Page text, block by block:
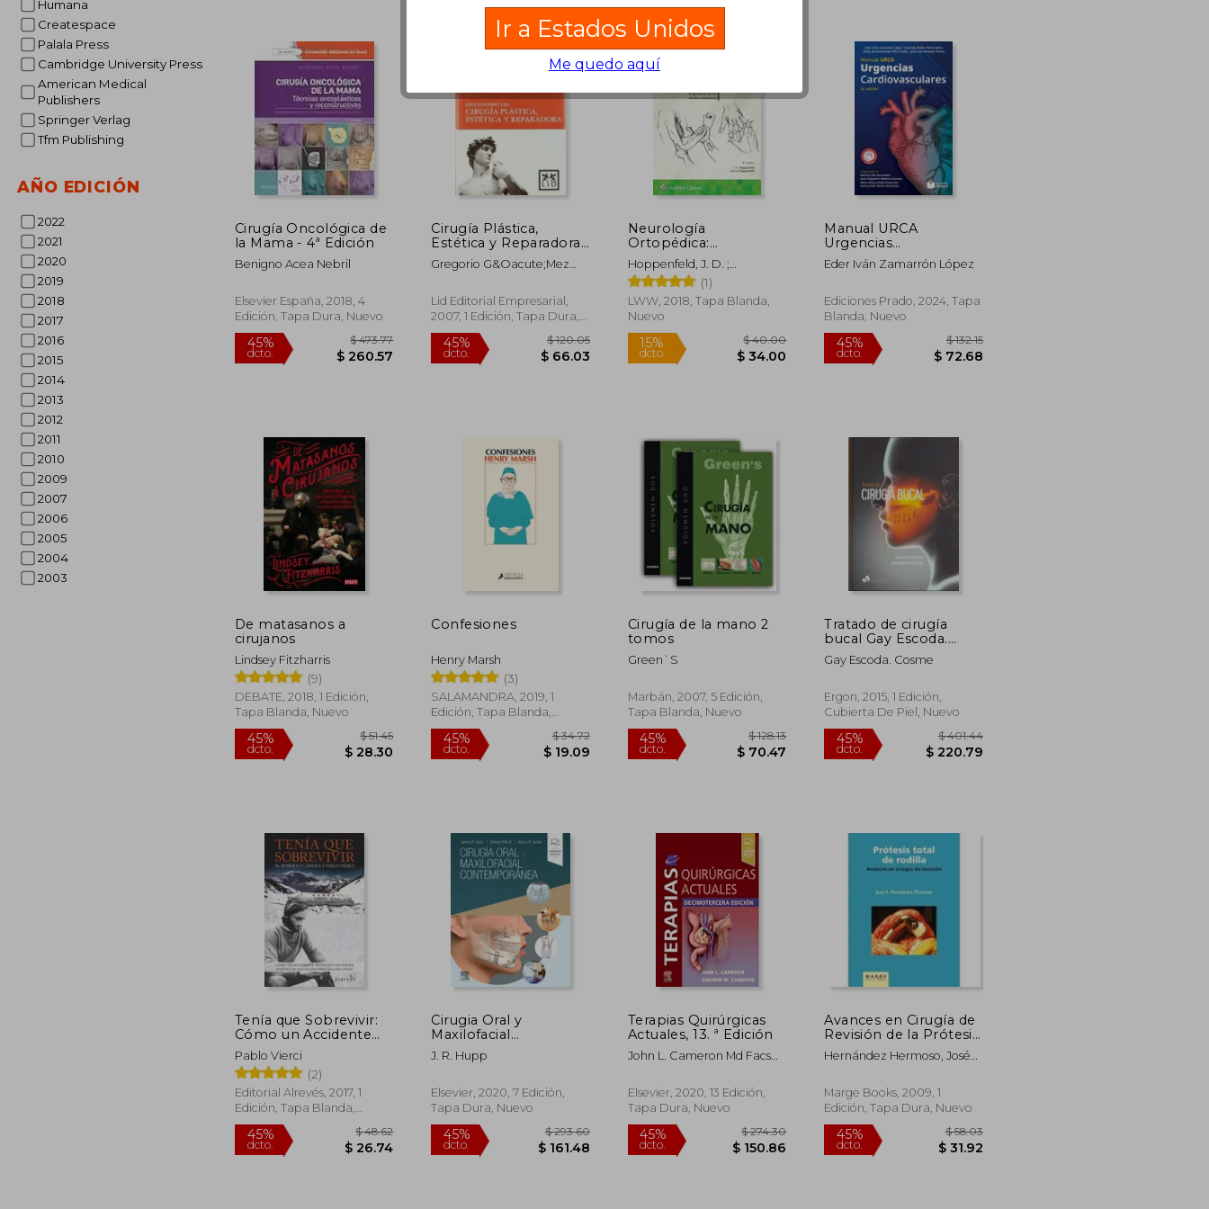
Humana
Createspace
Palala Press
Cambridge University Press
American Medical
Publishers
Springer Verlag
Tfm Publishing
AÑO EDICIÓN
2022
2021
2020
2019
2018
2017
2016
2015
2014
2013
2012
2011
2010
2009
2007
2006
2005
2004
2003
45%
dcto.
45%
dcto. $ 59.20
45%
dcto.
$ 206.73
$ 113.70
45%
dcto.
Cirugía Oncológica de
la Mama - 4ª Edición
Benigno Acea Nebril
Elsevier España, 2018, 4
Edición, Tapa Dura, Nuevo
$ 260.57
Cirugía Plástica,
Estética y Reparadora
(Diccionarios Lid)
Gregorio G&Oacute;Mez
Vaquero P&Eacute;Rez
Lid Editorial Empresarial,
2007, 1 Edición, Tapa Dura,
Nuevo
$ 66.03
Neurología
Ortopédica:
Exploración
Diagnóstica de Los
Niveles Medulares
Hoppenfeld, J. D. ;
Hoppenfeld, Stanley
(1)
LWW, 2018, Tapa Blanda,
Nuevo
$ 34.00
Manual URCA
Urgencias
Cardiovasculares
Eder Iván Zamarrón López
Ediciones Prado, 2024, Tapa
Blanda, Nuevo
dcto.
De matasanos a
cirujanos
Lindsey Fitzharris
(9)
DEBATE, 2018, 1 Edición,
Tapa Blanda, Nuevo
45%
dcto.
$ 51.45
$ 28.30
Confesiones
Henry Marsh
(3)
SALAMANDRA, 2019, 1
Edición, Tapa Blanda,
Nuevo
45% $ 34.72
$ 19.09
Cirugía de la mano 2
tomos
Green`s
Marbán, 2007, 5 Edición,
Tapa Blanda, Nuevo
45%
dcto.
$ 128.13
$ 70.47
Tratado de cirugía
bucal Gay Escoda.
Cosme • Ergon
Gay Escoda. Cosme
Ergon, 2015, 1 Edición,
Cubierta De Piel, Nuevo
45%
dcto.
Tenía que Sobrevivir:
Cómo un Accidente
Aéreo en los Andes
Inspiró mi Vocación
Para Salvar Vidas
Pablo Vierci
(2)
Editorial Alrevés, 2017, 1
Edición, Tapa Blanda,
Nuevo
Cirugia Oral y
Maxilofacial
Contemporanea (7ª
Ed. )
J. R. Hupp
Elsevier, 2020, 7 Edición,
Tapa Dura, Nuevo
Terapias Quirúrgicas
Actuales, 13. ª Edición
John L. Cameron Md Facs
(Hon) Frcsi(Hon); Andrew M.
Cameron Md Phd Facs
Elsevier, 2020, 13 Edición,
Tapa Dura, Nuevo
Avances en Cirugía de
Revisión de la Prótesis
Total de Rodilla
Hernández Hermoso, José
Marge Books, 2009, 1
Edición, Tapa Dura, Nuevo
Ir a Estados Unidos
Me quedo aquí